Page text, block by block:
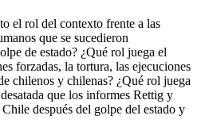
el rol del contexto frente a las
que se sucedieron
de estado? ¿Qué rol juega el
forzadas, la tortura, las ejecuciones
chilenos y chilenas? ¿Qué rol juega
que los informes Rettig y
después del golpe del estado y